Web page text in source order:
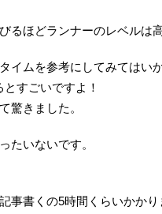
るほどランナーのレベルは
イムを参考にしてみてはい
すごいですよ！
驚きました。
たいないです。
事書くの5時間くらいかかり